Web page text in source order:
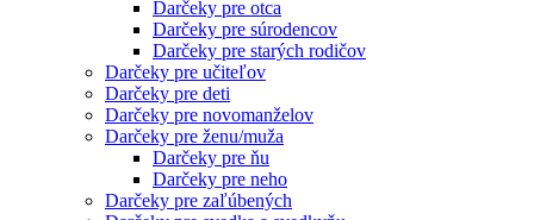
Darčeky pre otca
Darčeky pre súrodencov
Darčeky pre starých rodičov
Darčeky pre učiteľov
Darčeky pre deti
Darčeky pre novomanželov
Darčeky pre ženu/muža
Darčeky pre ňu
Darčeky pre neho
Darčeky pre zaľúbených